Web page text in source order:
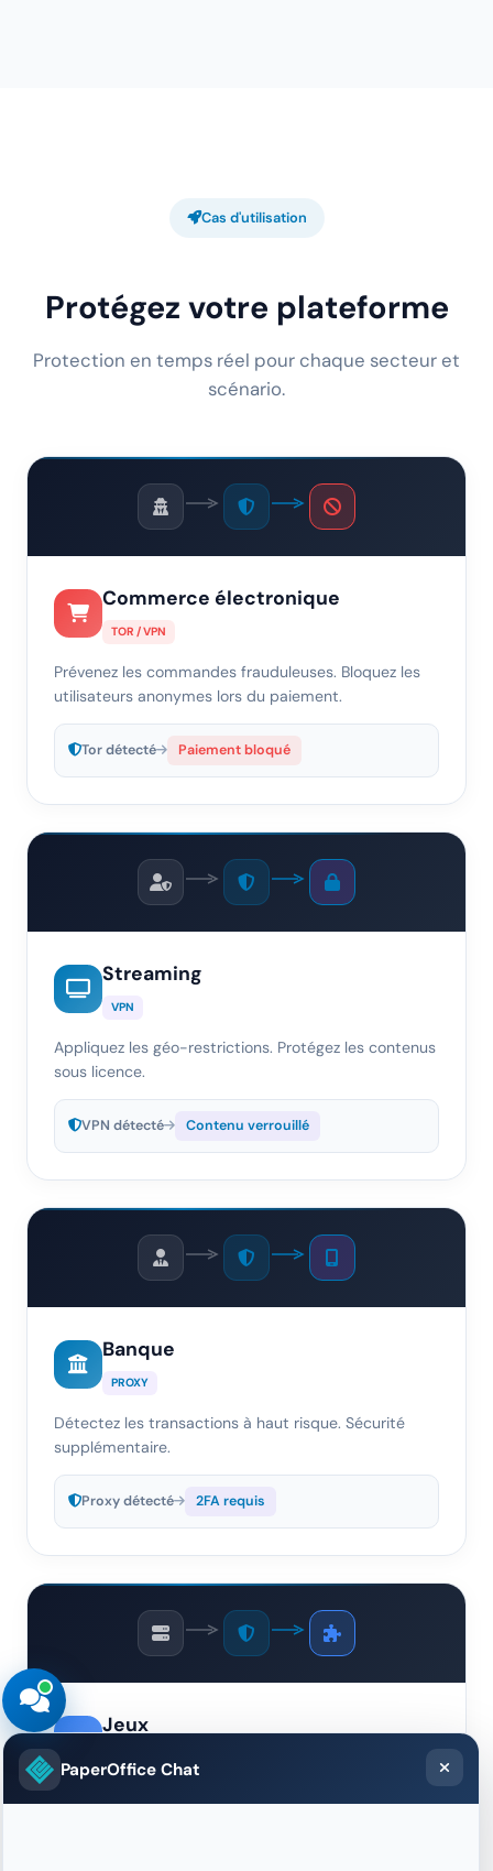
Cas d'utilisation
Protégez votre plateforme
Protection en temps réel pour chaque secteur et
scénario.
Commerce électronique
TOR / VPN
Prévenez les commandes frauduleuses. Bloquez les
utilisateurs anonymes lors du paiement.
Tor détecté Paiement bloqué
Streaming
VPN
Appliquez les géo-restrictions. Protégez les contenus
sous licence.
VPN détecté Contenu verrouillé
Banque
PROXY
Détectez les transactions à haut risque. Sécurité
supplémentaire.
Proxy détecté 2FA requis
Jeux
PaperOffice Chat